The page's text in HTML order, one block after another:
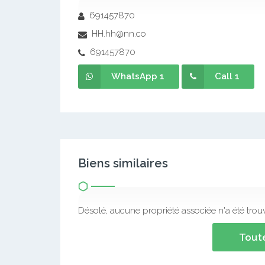
691457870
HH.hh@nn.co
691457870
WhatsApp 1 Call 1
Biens similaires
Désolé, aucune propriété associée n'a été